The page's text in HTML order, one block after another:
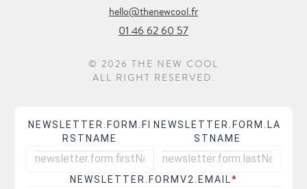
hello@thenewcool.fr
01 46 62 60 57
© 2026 THE NEW COOL
ALL RIGHT RESERVED.
NEWSLETTER.FORM.FI
RSTNAME
NEWSLETTER.FORM.LA
STNAME
NEWSLETTER.FORMV2.EMAIL*